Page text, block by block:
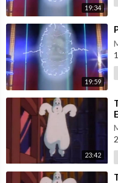
19:34
19:59
23:42